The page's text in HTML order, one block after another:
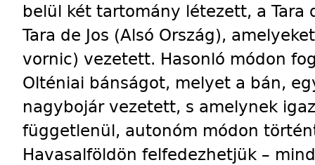
belül két tartomány létezett, a Tara
Tara de Jos (Alsó Ország),
vornic) vezetett. Hasonló módon
Olténiai bánságot, melyet a bán,
nagybojár vezetett, s amelynek
függetlenül, autonóm módon
Havasalföldön felfedezhetjük –